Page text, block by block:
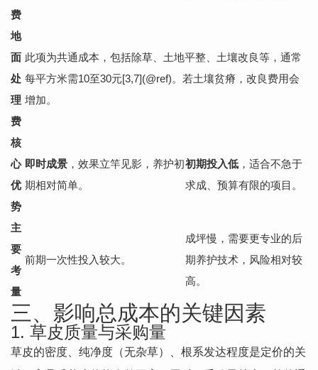
费
地
面
处
理
费
此项为共通成本，包括除草、土地平整、土壤改良等，通常
每平方米需10至30元[3,7](@ref)。若土壤贫瘠，改良费用会
增加。
核
心
优
势
即时成景 ，效果立竿见影，养护初
期相对简单。
初期投入低 ，适合不急于
求成、预算有限的项目。
主
要
考
量
前期一次性投入较大。
成坪慢，需要更专业的后
期养护技术，风险相对较
高。
三、影响总成本的关键因素
1. 草皮质量与采购量
草皮的密度、纯净度（无杂草）、根系发达程度是定价的关